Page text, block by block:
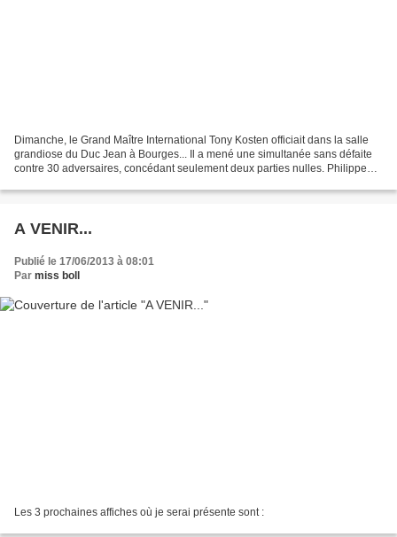
Dimanche, le Grand Maître International Tony Kosten officiait dans la salle
grandiose du Duc Jean à Bourges... Il a mené une simultanée sans défaite
contre 30 adversaires, concédant seulement deux parties nulles. Philippe
A VENIR...
Publié le 17/06/2013 à 08:01
Par miss boll
Les 3 prochaines affiches où je serai présente sont :